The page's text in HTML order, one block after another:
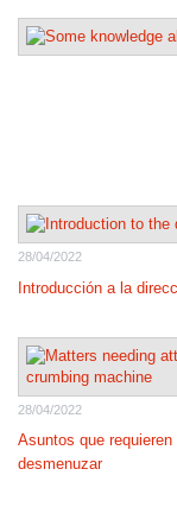
28/04/2022
Introducción a la
28/04/2022
Asuntos que
desmenuzar